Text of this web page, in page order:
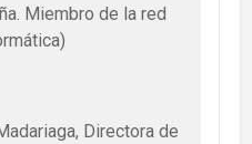
Miembro de la red
Directora de